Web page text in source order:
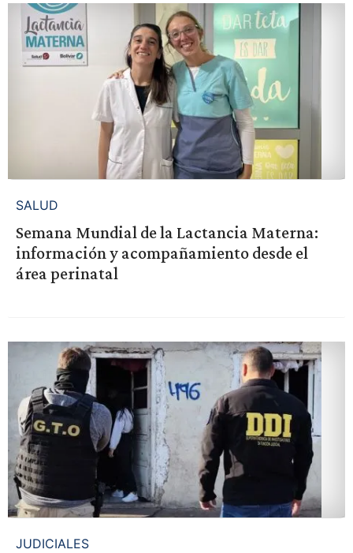
SALUD
Semana Mundial de la Lactancia Materna:
información y acompañamiento desde el
área perinatal
JUDICIALES